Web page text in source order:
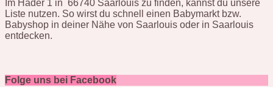
Im Hader 1 in 66740 Saarlouis zu finden, kannst du unsere
Liste nutzen. So wirst du schnell einen Babymarkt bzw.
Babyshop in deiner Nähe von Saarlouis oder in Saarlouis
entdecken.
Folge uns bei Facebook